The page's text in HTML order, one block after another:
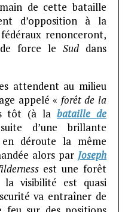
de cette bataille
d’opposition à la
renonceront,
force le Suddans
attendent au milieu
appelé « forêt de la
tôt (à labataille de
d’une brillante
déroute la même
alors par Joseph
est une forêt
la visibilité est quasi
va entraîner de